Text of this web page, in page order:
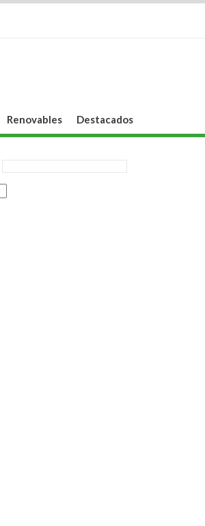
Renovables Destacados